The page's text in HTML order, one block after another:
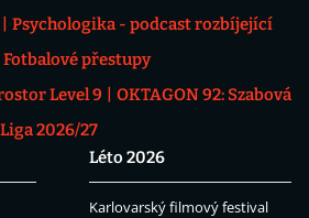
Psychologika - podcast rozbíjející
Fotbalové přestupy
Level 9
OKTAGON 92: Szabová
2026/27
Léto 2026
Karlovarský filmový festival